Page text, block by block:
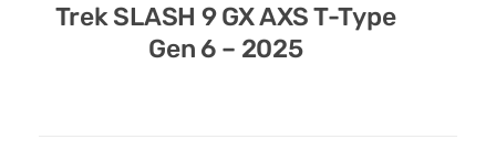
Trek SLASH 9 GX AXS T-Type
Gen 6 – 2025